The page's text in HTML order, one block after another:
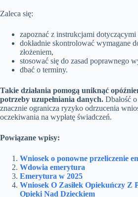
Zaleca się:
zapoznać z instrukcjami
dokładnie skontrolować wymagane
złożeniem,
stosować się do zasad poprawnego
dbać o terminy.
Takie działania pomogą uniknąć
potrzeby uzupełniania danych. Dbałość
znacznie ogranicza ryzyko odrzucenia
oczekiwania na wypłatę świadczeń.
Powiązane wpisy:
Wniosek o ponowne przeliczenie
Wdowia emerytura
Emerytura w 2025
Wniosek O Zasiłek Opiekuńczy Z
Opieki Nad Dzieckiem